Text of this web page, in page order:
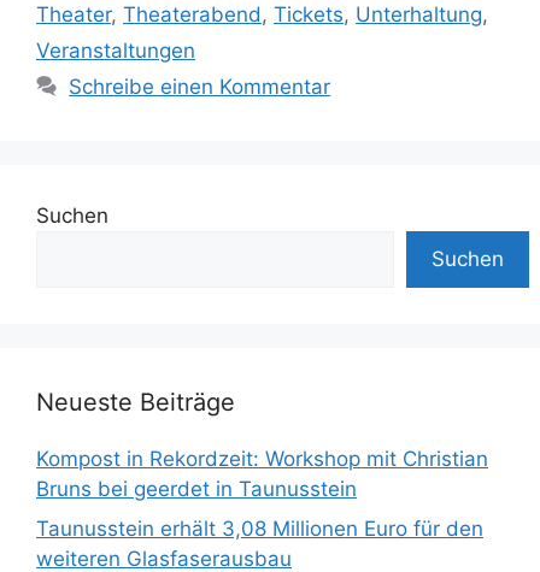
Theater, Theaterabend , Tickets, Unterhaltung,
Veranstaltungen
Schreibe einen Kommentar
Suchen
Suchen
Neueste Beiträge
Kompost in Rekordzeit: Workshop mit Christian
Bruns bei geerdet in Taunusstein
Taunusstein erhält 3,08 Millionen Euro für den
weiteren Glasfaserausbau